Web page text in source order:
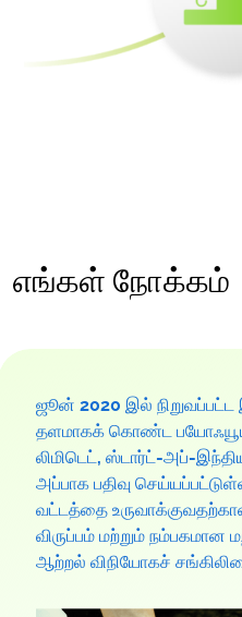
எங்கள் நோக்கம்
ஜூன் 2020 இல் நிறுவப்பட்ட
தளமாகக் கொண்ட
லிமிடெட், ஸ்டார்ட்-அப்-
அப்பாக பதிவு
வட்டத்தை
விருப்பம் மற்றும் நம்பகமான
ஆற்றல் விநியோகச்